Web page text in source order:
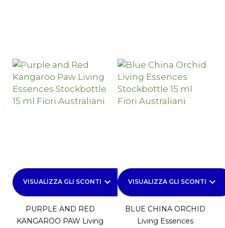
VISUALIZZA GLI SCONTI keyboard_arrow_down
PURPLE AND RED
KANGAROO PAW Living
VISUALIZZA GLI SCONTI keyboard_arrow_down
BLUE CHINA ORCHID
Living Essences